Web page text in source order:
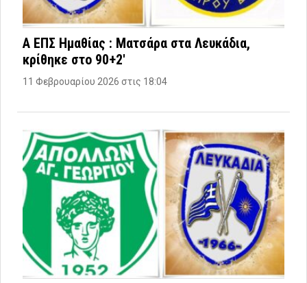
Α ΕΠΣ Ημαθίας : Ματσάρα στα Λευκάδια,
κρίθηκε στο 90+2′
11 Φεβρουαρίου 2026 στις 18:04